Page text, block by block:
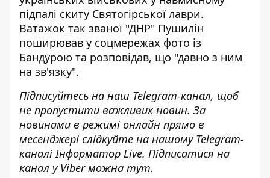
підпалі скиту Святогірської лаври.
Ватажок так званої "ДНР" Пушилін
поширював у соцмережах фото із
Бандурою та розповідав, що "давно з ним
на зв'язку".
Підписуйтесь на наш Telegram-канал, щоб
не пропустити важливих новин. За
новинами в режимі онлайн прямо в
месенджері слідкуйте на нашому Telegram-
каналіІнформатор Live. Підписатися на
канал у Viber можна тут.